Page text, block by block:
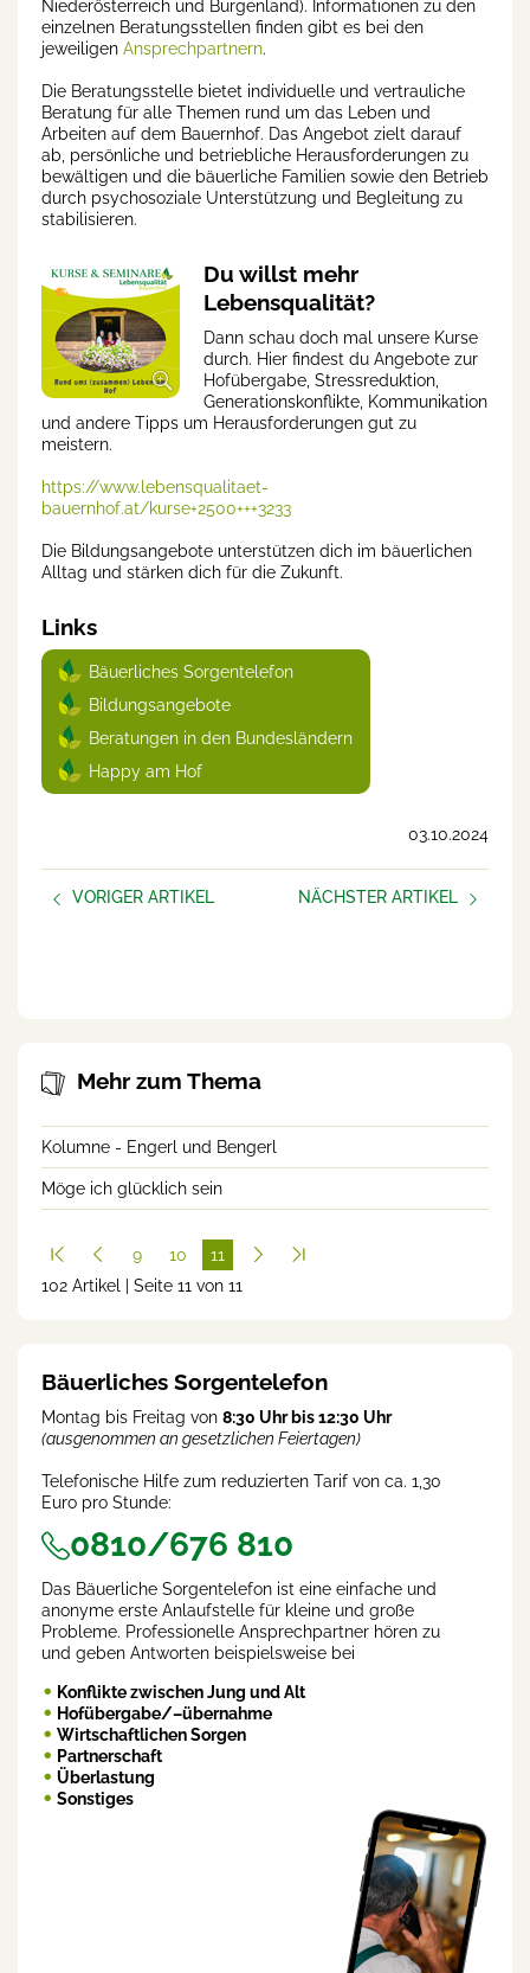
Niederösterreich und Burgenland). Informationen zu den
einzelnen Beratungsstellen finden gibt es bei den
jeweiligen Ansprechpartnern.
Die Beratungsstelle bietet individuelle und vertrauliche
Beratung für alle Themen rund um das Leben und
Arbeiten auf dem Bauernhof. Das Angebot zielt darauf
ab, persönliche und betriebliche Herausforderungen zu
bewältigen und die bäuerliche Familien sowie den Betrieb
durch psychosoziale Unterstützung und Begleitung zu
stabilisieren.
Du willst mehr
Lebensqualität?
Dann schau doch mal unsere Kurse
durch. Hier findest du Angebote zur
Hofübergabe, Stressreduktion,
Generationskonflikte, Kommunikation
und andere Tipps um Herausforderungen gut zu
meistern.
https://www.lebensqualitaet-
bauernhof.at/kurse+2500+++3233
Die Bildungsangebote unterstützen dich im bäuerlichen
Alltag und stärken dich für die Zukunft.
Links
Bäuerliches Sorgentelefon
Bildungsangebote
Beratungen in den Bundesländern
Happy am Hof
03.10.2024
VORIGER ARTIKEL
NÄCHSTER ARTIKEL
Mehr zum Thema
Kolumne - Engerl und Bengerl
Möge ich glücklich sein
9 10
11
(cur
102 Artikel | Seite 11 von 11
Bäuerliches Sorgentelefon
Montag bis Freitag von 8:30 Uhr bis 12:30 Uhr
(ausgenommen an gesetzlichen Feiertagen)
Telefonische Hilfe zum reduzierten Tarif von ca. 1,30
Euro pro Stunde:
0810/676 810
Das Bäuerliche Sorgentelefon ist eine einfache und
anonyme erste Anlaufstelle für kleine und große
Probleme. Professionelle Ansprechpartner hören zu
und geben Antworten beispielsweise bei
Konflikte zwischen Jung und Alt
Hofübergabe/–übernahme
Wirtschaftlichen Sorgen
Partnerschaft
Überlastung
Sonstiges